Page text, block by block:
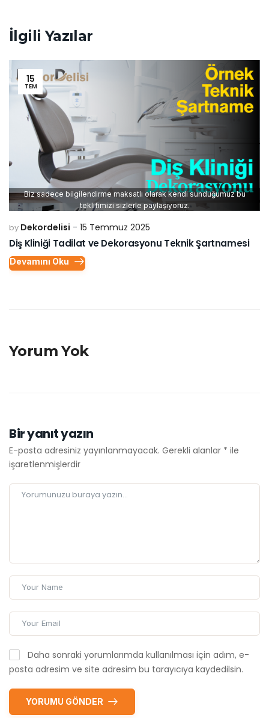
İlgili Yazılar
15
TEM
Biz sadece bilgilendirme maksatlı olarak kendi sunduğumuz bu
teklifimizi sizlerle paylaşıyoruz.
by Dekordelisi 15 Temmuz 2025
Diş Kliniği Tadilat ve Dekorasyonu Teknik Şartnamesi
Devamını Oku
Yorum Yok
Bir yanıt yazın
E-posta adresiniz yayınlanmayacak. Gerekli alanlar * ile
işaretlenmişlerdir
Daha sonraki yorumlarımda kullanılması için adım, e-
posta adresim ve site adresim bu tarayıcıya kaydedilsin.
YORUMU GÖNDER